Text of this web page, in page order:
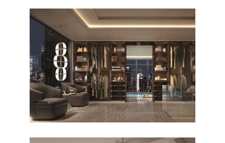
CONTEMPORANEO / ARMADI
Majestic 5